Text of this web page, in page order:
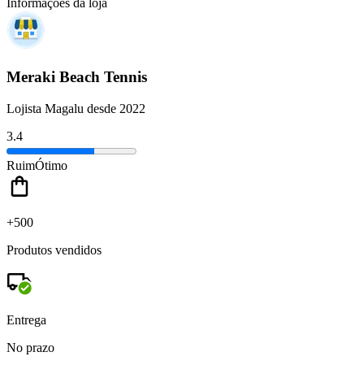
Informações da loja
Meraki Beach Tennis
Lojista Magalu desde 2022
3.4
RuimÓtimo
+500
Produtos vendidos
Entrega
No prazo